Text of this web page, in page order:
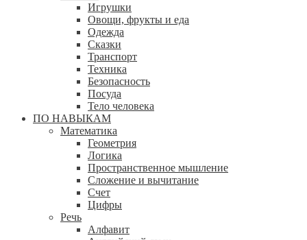
Игрушки
Овощи, фрукты и еда
Одежда
Сказки
Транспорт
Техника
Безопасность
Посуда
Тело человека
ПО НАВЫКАМ
Математика
Геометрия
Логика
Пространственное мышление
Сложение и вычитание
Счет
Цифры
Речь
Алфавит